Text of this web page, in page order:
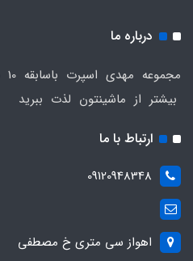
درباره ما
بیشتر از ماشینتون لذت ببرید
ارتباط با ما
09120948348
اهواز سی متری خ مصطفی